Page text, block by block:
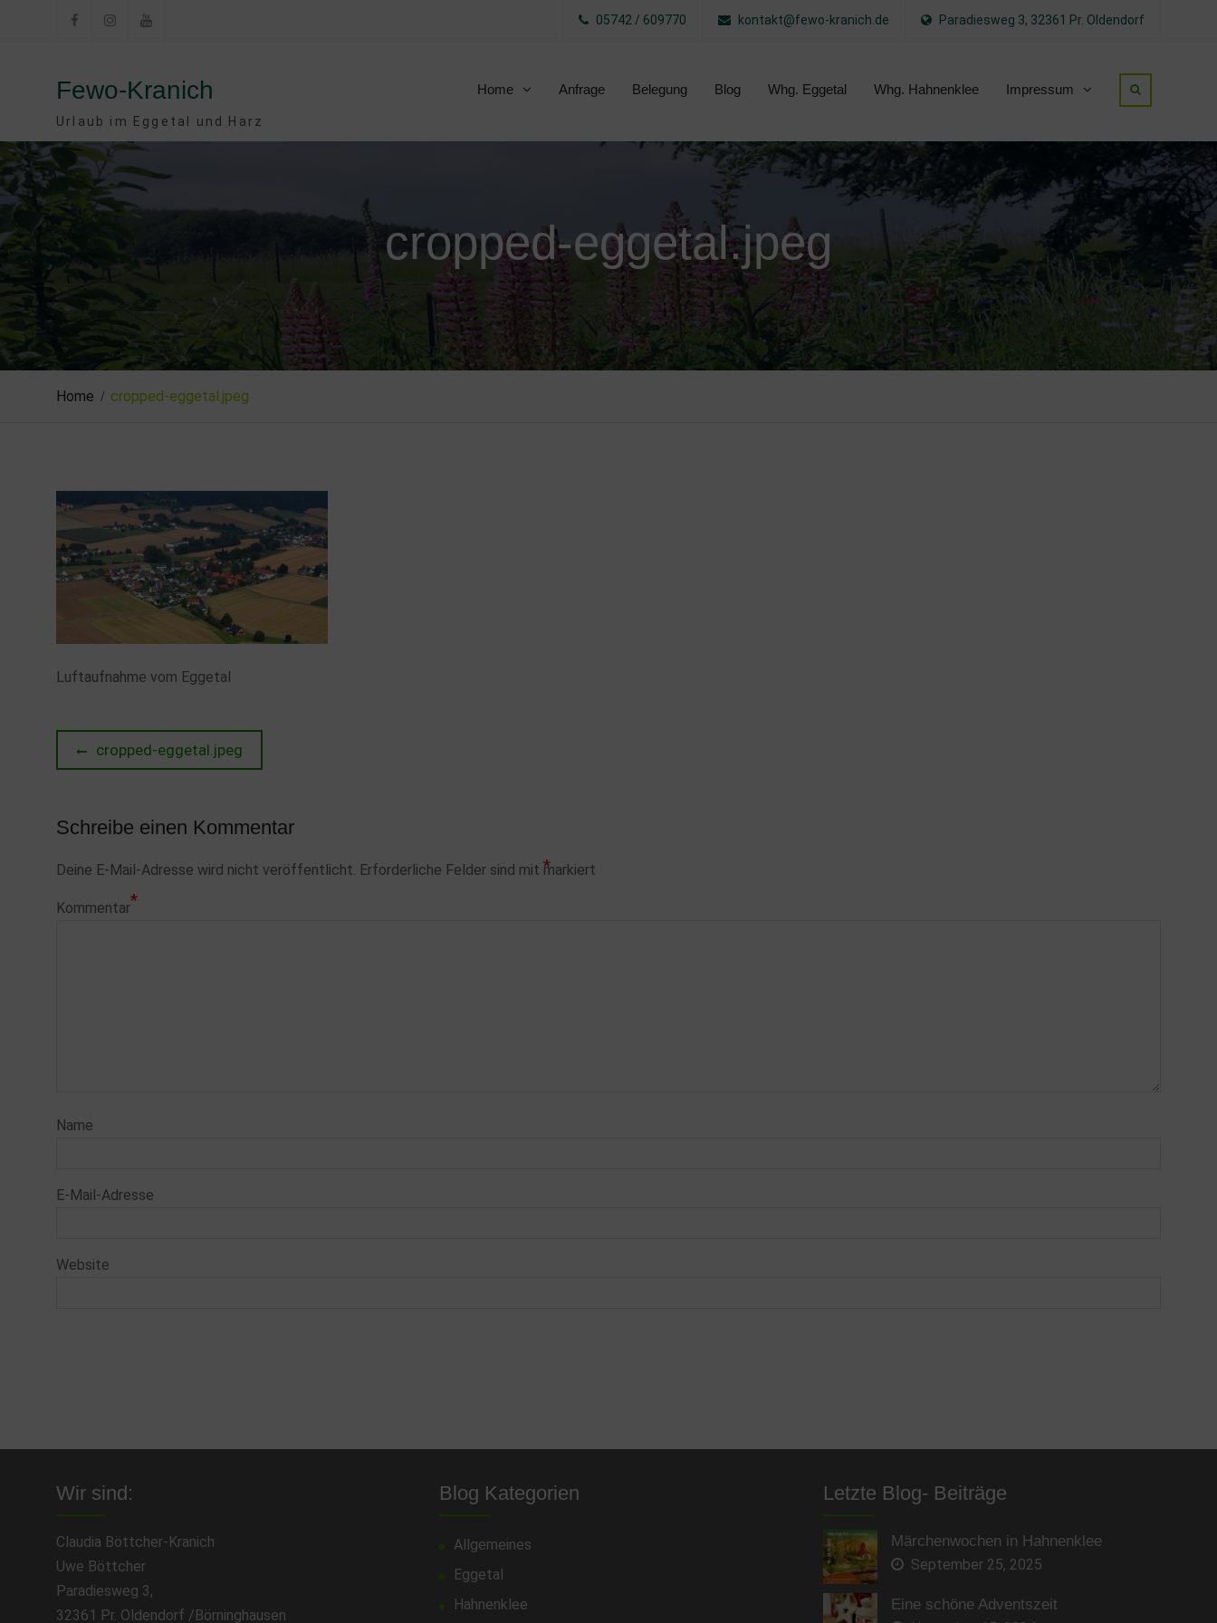
05742 / 609770 kontakt@fewo-kranich.de Paradiesweg 3, 32361 Pr. Oldendorf
Fewo-Kranich
Urlaub im Eggetal und Harz
Home Anfrage Belegung Blog Whg. Eggetal Whg. Hahnenklee Impressum
cropped-eggetal.jpeg
Home cropped-eggetal.jpeg
Luftaufnahme vom Eggetal
Beitragsnavigation
Previous
post:
cropped-eggetal.jpeg
Schreibe einen Kommentar
Deine E-Mail-Adresse wird nicht veröffentlicht. Erforderliche Felder sind mit *
markiert
Kommentar*
Name
E-Mail-Adresse
Website
Wir sind:
Claudia Böttcher-Kranich
Uwe Böttcher
Paradiesweg 3,
32361 Pr. Oldendorf /Börninghausen
Blog Kategorien
Allgemeines
Eggetal
Hahnenklee
Letzte Blog- Beiträge
Märchenwochen in Hahnenklee
September 25, 2025
Eine schöne Adventszeit